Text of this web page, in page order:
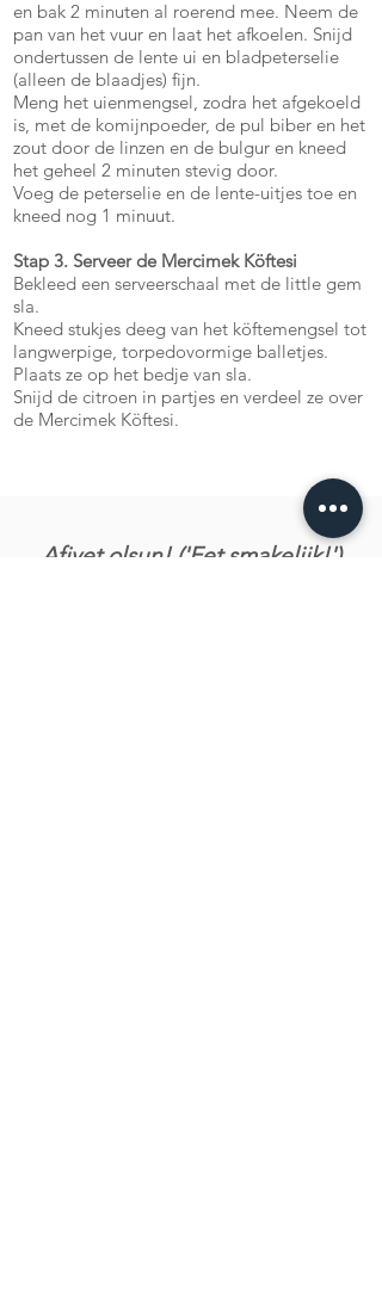
en bak 2 minuten al roerend mee. Neem de
pan van het vuur en laat het afkoelen. Snijd
ondertussen de lente ui en bladpeterselie
(alleen de blaadjes) fijn.
Meng het uienmengsel, zodra het afgekoeld
is, met de komijnpoeder, de pul biber en het
zout door de linzen en de bulgur en kneed
het geheel 2 minuten stevig door.
Voeg de peterselie en de lente-uitjes toe en
kneed nog 1 minuut.
Stap 3. Serveer de Mercimek Köftesi
Bekleed een serveerschaal met de little gem
sla.
Kneed stukjes deeg van het köftemengsel tot
langwerpige, torpedovormige balletjes.
Plaats ze op het bedje van sla.
Snijd de citroen in partjes en verdeel ze over
de Mercimek Köftesi.
Afiyet olsun! ('Eet smakelijk!')